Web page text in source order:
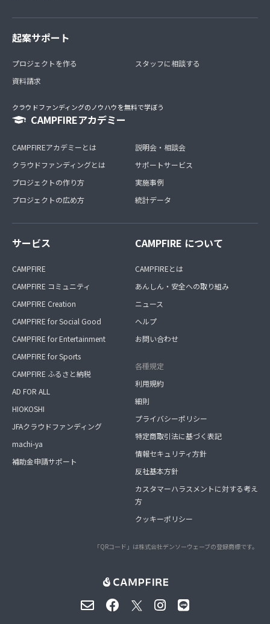
起案サポート
プロジェクトを作る
資料請求
スタッフに相談する
クラウドファンディングのノウハウを無料で学ぼう
CAMPFIREアカデミー
CAMPFIREアカデミーとは
クラウドファンディングとは
プロジェクトの作り方
プロジェクトの広め方
説明会・相談会
サポートサービス
実施事例
統計データ
サービス
CAMPFIRE
CAMPFIRE コミュニティ
CAMPFIRE Creation
CAMPFIRE for Social Good
CAMPFIRE for Entertainment
CAMPFIRE for Sports
CAMPFIRE ふるさと納税
AD FOR ALL
HIOKOSHI
JFAクラウドファンディング
machi-ya
補助金申請サポート
CAMPFIRE について
CAMPFIREとは
あんしん・安全への取り組み
ニュース
ヘルプ
お問い合わせ
各種規定
利用規約
細則
プライバシーポリシー
特定商取引法に基づく表記
情報セキュリティ方針
反社基本方針
カスタマーハラスメントに対する考え
方
クッキーポリシー
「QRコード」は株式会社デンソーウェーブの登録商標です。